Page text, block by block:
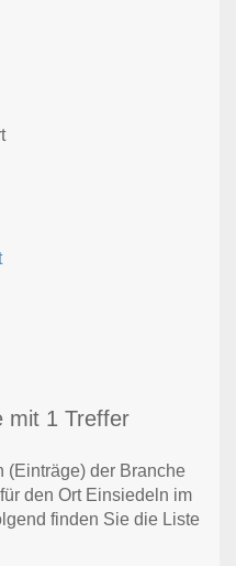
mit 1 Treffer
(Einträge) der Branche
den Ort Einsiedeln im
finden Sie die Liste